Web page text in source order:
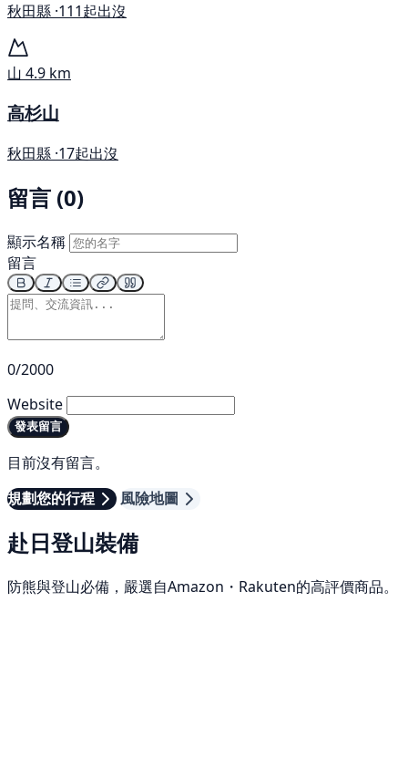
秋田縣 ·111起出沒
山 4.9 km
高杉山
秋田縣 ·17起出沒
留言 (0)
顯示名稱
留言
0/2000
Website
發表留言
目前沒有留言。
規劃您的行程
風險地圖
赴日登山裝備
防熊與登山必備，嚴選自Amazon・Rakuten的高評價商品。